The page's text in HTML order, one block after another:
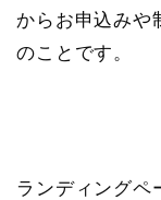
からお申込みや
のことです。
ランディングペ